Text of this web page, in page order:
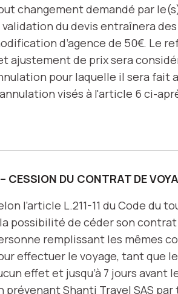
changement demandé par
validation du devis entraînera
d’agence de 50€. Le
ajustement de prix sera
pour laquelle il sera fait
visés à l'article 6 ci-
CESSION DU CONTRAT DE
l’article L.211-11 du Code du
possibilité de céder son contrat
remplissant les mêmes
effectuer le voyage, tant que
effet et jusqu’à 7 jours avant
prévenant Shanti Travel SAS